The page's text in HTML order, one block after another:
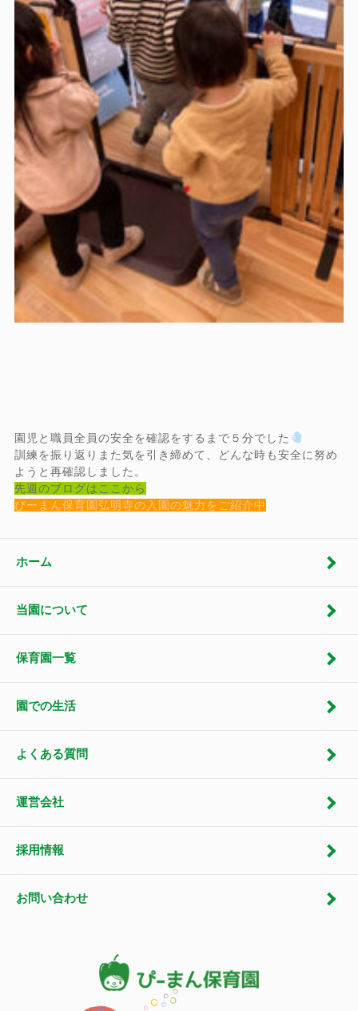
園児と職員全員の安全を確認をするまで５分でした
訓練を振り返りまた気を引き締めて、どんな時も安全に努め
ようと再確認しました。
先週のブログはここから
ぴーまん保育園弘明寺の入園の魅力をご紹介中
ホーム
当園について
保育園一覧
園での生活
よくある質問
運営会社
採用情報
お問い合わせ